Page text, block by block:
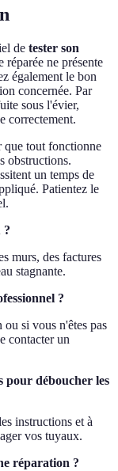
de tester son
ne présente
également le bon
concernée. Par
sous l'évier,
correctement.
que tout fonctionne
obstructions.
un temps de
Patientez le
?
murs, des factures
stagnante.
?
si vous n'êtes pas
contacter un
pour déboucher les
instructions et à
vos tuyaux.
réparation ?